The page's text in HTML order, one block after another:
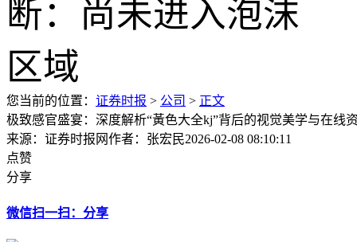
您当前的位置： 证券时报 > 公司 > 正文
极致感官盛宴：深度解析“黃色大全kj”背后的视觉美学与在线
来源：证券时报网作者：张宏民2026-02-08 08:10:11
点赞
分享
微信扫一扫：分享